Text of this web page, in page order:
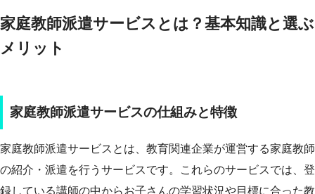
家庭教師派遣サービスとは？基本知識と選ぶ
メリット
家庭教師派遣サービスの仕組みと特徴
家庭教師派遣サービスとは、教育関連企業が運営する家庭教師
の紹介・派遣を行うサービスです。これらのサービスでは、登
録している講師の中からお子さんの学習状況や目標に合った教